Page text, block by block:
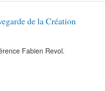
de la Création
Fabien Revol.